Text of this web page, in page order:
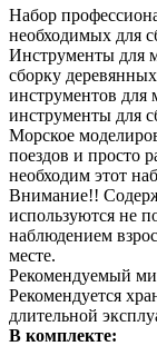
Набор
необходимых для
Инструменты для
сборку
инструментов для
инструменты для
Морское
поездов и просто
необходим этот
Внимание!!
используются не
наблюдением
месте.
Рекомендуемый
Рекомендуется
длительной
В комплекте: